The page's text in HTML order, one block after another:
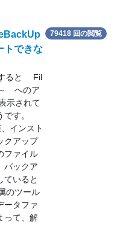
トできな
すると Fil
へのア
示されて
です。
インスト
クアップ
ファイル
バックア
ていると
のツール
ータファ
って、解
79418 回の閲覧